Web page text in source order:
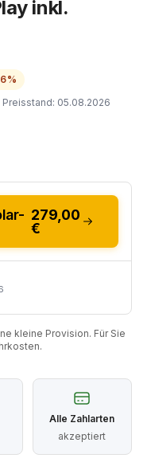
inkl.
Preisstand: 05.08.2026
279,00
€
kleine Provision. Für Sie
Alle Zahlarten
akzeptiert